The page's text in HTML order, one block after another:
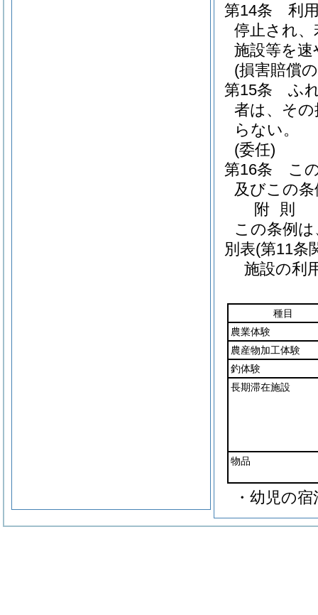
第14条
利
停止され
施設等を
(損害賠償
第15条
ふ
者は、そ
らない。
(委任)
第16条
こ
及びこの
附 則
この条例
別表(第11条
施設の利
種目
農業体験
農産物加工体験
釣体験
長期滞在施設
物品
・幼児の